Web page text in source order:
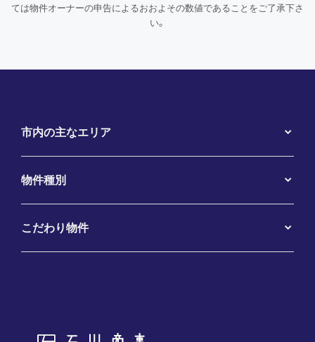
ては物件オーナーの申告によるおおよその数値であることをご了承下さ
い。
市内の主なエリア
物件種別
こだわり物件